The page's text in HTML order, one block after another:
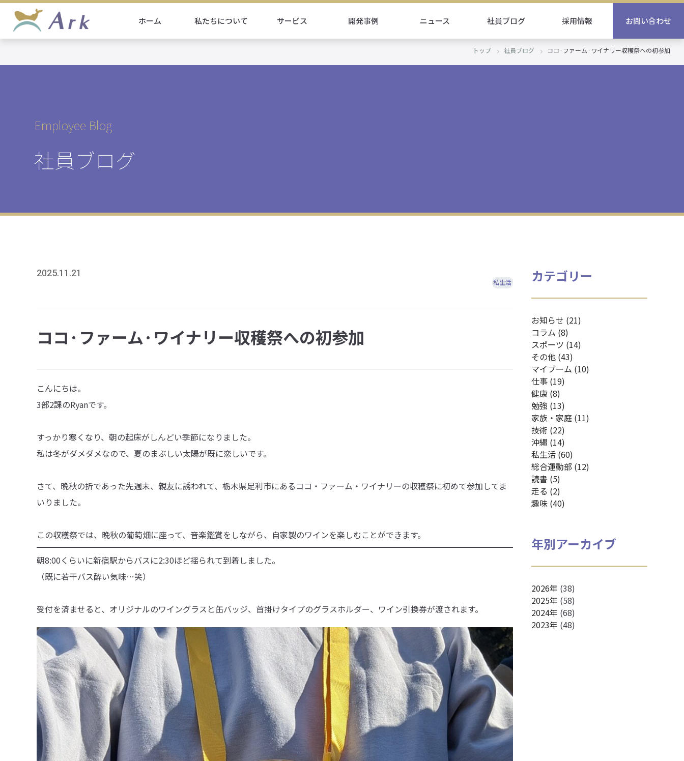
ホーム 私たちについて サービス 開発事例 ニュース 社員ブログ 採用情報 お問い合わせ
トップ 社員ブログ ココ·ファーム·ワイナリー収穫祭への初参加
Employee Blog
社員ブログ
2025.11.21
私生活
ココ·ファーム·ワイナリー収穫祭への初参加
こんにちは。
3部2課のRyanです。
すっかり寒くなり、朝の起床がしんどい季節になりました。
私は冬がダメダメなので、夏のまぶしい太陽が既に恋しいです。
さて、晩秋の折であった先週末、親友に誘われて、栃木県足利市にあるココ・ファーム・ワイナリーの収穫祭に初めて参加してま
いりました。
この収穫祭では、晩秋の葡萄畑に座って、音楽鑑賞をしながら、自家製のワインを楽しむことができます。
朝8:00くらいに新宿駅からバスに2:30ほど揺られて到着しました。
（既に若干バス酔い気味…笑）
受付を済ませると、オリジナルのワイングラスと缶バッジ、首掛けタイプのグラスホルダー、ワイン引換券が渡されます。
カテゴリー
お知らせ (21)
コラム (8)
スポーツ (14)
その他 (43)
マイブーム (10)
仕事 (19)
健康 (8)
勉強 (13)
家族・家庭 (11)
技術 (22)
沖縄 (14)
私生活 (60)
総合運動部 (12)
読書 (5)
走る (2)
趣味 (40)
年別アーカイブ
2026年 (38)
2025年 (58)
2024年 (68)
2023年 (48)